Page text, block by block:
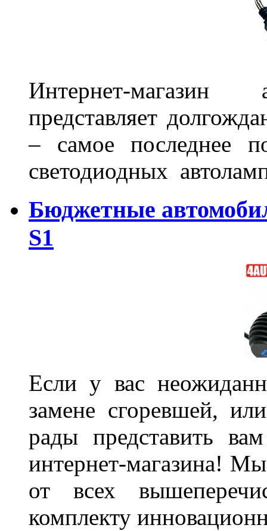
Интернет-магазин
представляет
– самое последнее
светодиодных
Бюджетные
S1
Если у вас
замене сгоревшей,
рады представить
интернет-магазина!
от всех
комплекту